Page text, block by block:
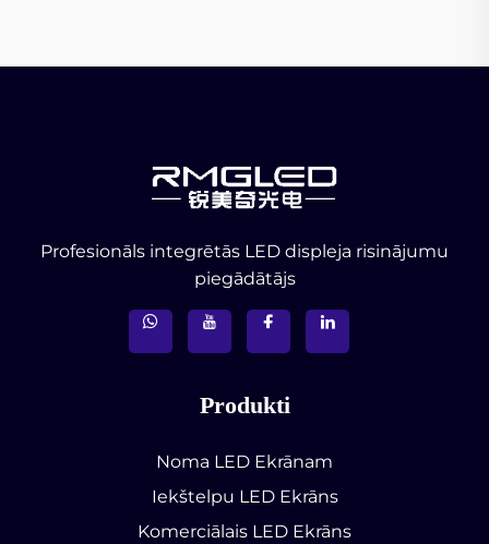
Profesionāls integrētās LED displeja risinājumu
piegādātājs
Produkti
Noma LED Ekrānam
Iekštelpu LED Ekrāns
Komerciālais LED Ekrāns